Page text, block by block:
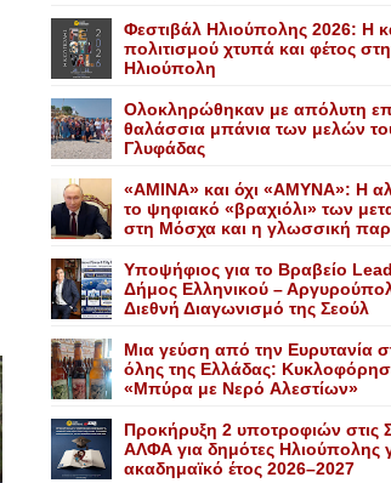
Φεστιβάλ Ηλιούπολης 2026: Η
πολιτισμού χτυπά και φέτος
Ηλιούπολη
Ολοκληρώθηκαν με απόλυτη
θαλάσσια μπάνια των μελών
Γλυφάδας
«AMINA» και όχι «ΑΜΥΝΑ»: Η
το ψηφιακό «βραχιόλι» των
στη Μόσχα και η γλωσσική
Yποψήφιος για το Bραβείο
Δήμος Ελληνικού –
Διεθνή Διαγωνισμό της Σεούλ
Mια γεύση από την Eυρυτανία
όλης της Ελλάδας:
«Μπύρα με Nερό Aλεστίων»
Προκήρυξη 2 υποτροφιών στις
ΑΛΦΑ για δημότες Ηλιούπολης
ακαδημαϊκό έτος 2026–2027